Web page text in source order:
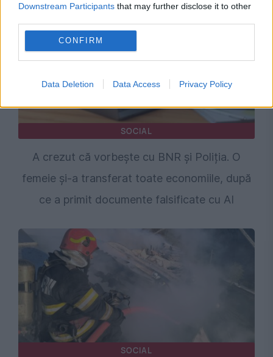
Downstream Participants that may further disclose it to other
CONFIRM
Data Deletion Data Access Privacy Policy
SOCIAL
A crezut că vorbește cu BNR și Poliția. O
femeie și-a transferat toate economiile, după
ce a primit documente falsificate cu AI
SOCIAL